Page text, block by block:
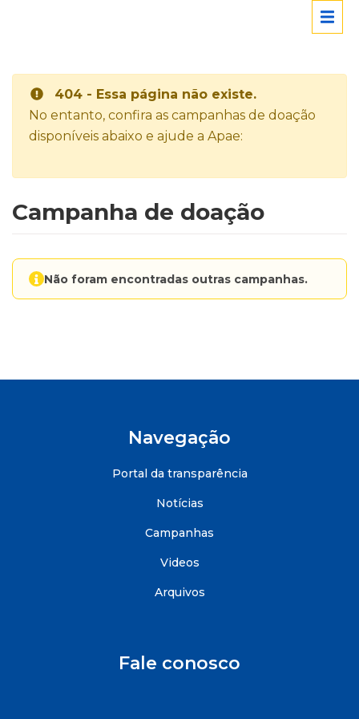
404 - Essa página não existe.
No entanto, confira as campanhas de doação
disponíveis abaixo e ajude a Apae:
Campanha de doação
Não foram encontradas outras campanhas.
Navegação
Portal da transparência
Notícias
Campanhas
Videos
Arquivos
Fale conosco